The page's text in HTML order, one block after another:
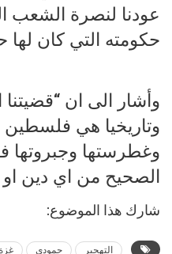
عودنا لنصرة الشعب
حكومته التي كان لها
وأشار الى ان “قضيتنا
وتاريخيا هي
وغطرستها وجبروتها
الصحيح من اي دين
شارك هذا الموضوع:
التهجير حمودي